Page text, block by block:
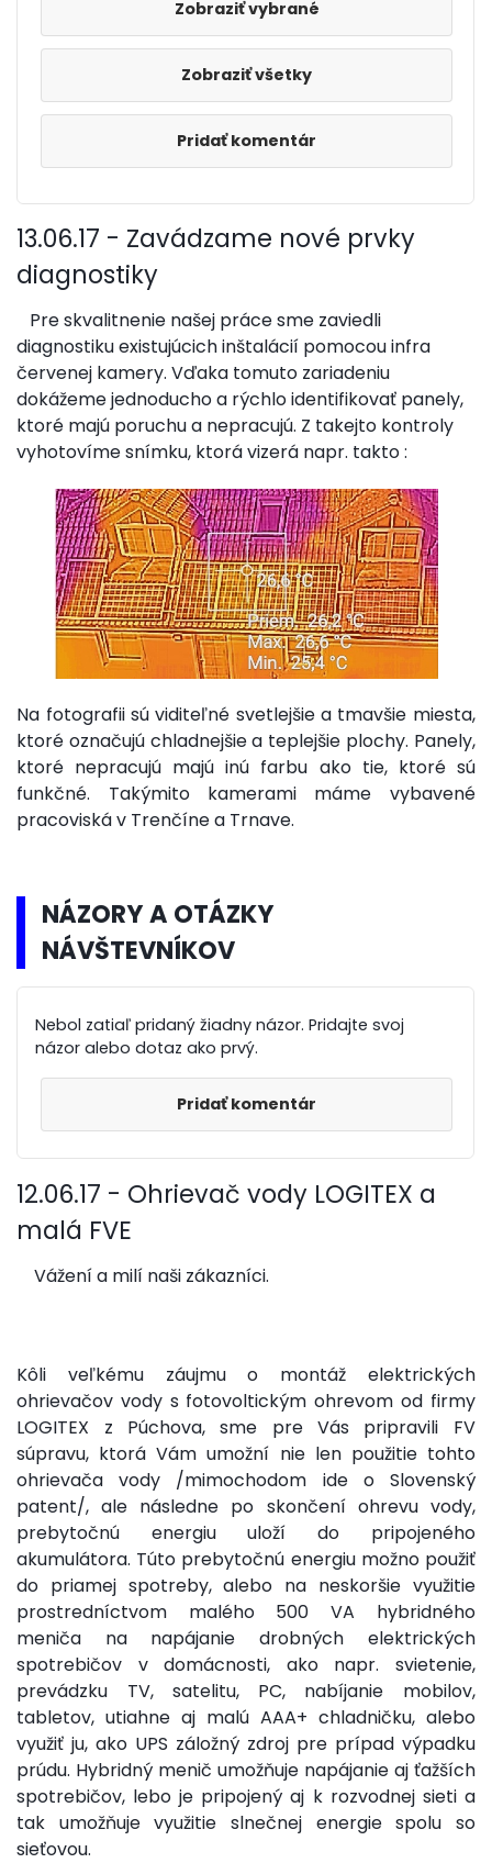
Zobraziť všetky
Pridať komentár
13.06.17 - Zavádzame nové prvky
diagnostiky
Pre skvalitnenie našej práce sme zaviedli
diagnostiku existujúcich inštalácií pomocou infra
červenej kamery. Vďaka tomuto zariadeniu
dokážeme jednoducho a rýchlo identifikovať panely,
ktoré majú poruchu a nepracujú. Z takejto kontroly
vyhotovíme snímku, ktorá vizerá napr. takto :
Na fotografii sú viditeľné svetlejšie a tmavšie miesta,
ktoré označujú chladnejšie a teplejšie plochy. Panely,
ktoré nepracujú majú inú farbu ako tie, ktoré sú
funkčné. Takýmito kamerami máme vybavené
pracoviská v Trenčíne a Trnave.
NÁZORY A OTÁZKY
NÁVŠTEVNÍKOV
Nebol zatiaľ pridaný žiadny názor. Pridajte svoj
názor alebo dotaz ako prvý.
Pridať komentár
12.06.17 - Ohrievač vody LOGITEX a
malá FVE
Vážení a milí naši zákazníci.
Kôli veľkému záujmu o montáž elektrických
ohrievačov vody s fotovoltickým ohrevom od firmy
LOGITEX z Púchova, sme pre Vás pripravili FV
súpravu, ktorá Vám umožní nie len použitie tohto
ohrievača vody /mimochodom ide o Slovenský
patent/, ale následne po skončení ohrevu vody,
prebytočnú energiu uloží do pripojeného
akumulátora. Túto prebytočnú energiu možno použiť
do priamej spotreby, alebo na neskoršie využitie
prostredníctvom malého 500 VA hybridného
meniča na napájanie drobných elektrických
spotrebičov v domácnosti, ako napr. svietenie,
prevádzku TV, satelitu, PC, nabíjanie mobilov,
tabletov, utiahne aj malú AAA+ chladničku, alebo
využiť ju, ako UPS záložný zdroj pre prípad výpadku
prúdu. Hybridný menič umožňuje napájanie aj ťažších
spotrebičov, lebo je pripojený aj k rozvodnej sieti a
tak umožňuje využitie slnečnej energie spolu so
sieťovou.